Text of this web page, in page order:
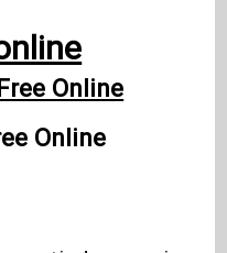
Online
Online